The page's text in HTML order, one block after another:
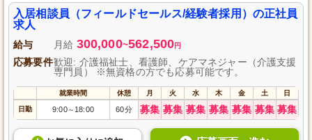
入居相談員（フィールドセールス/経験者採用）の正社員
求人
給与 月給 300,000~562,500円
応募要件歓迎: 介護福祉士、看護師、ケアマネジャー（介護支援
専門員） ※無資格の方でも応募可能です。
就業時間 休憩 月 火 水 木 金 土 日
日勤 9:00～ 18:00 60分 募集 募集 募集 募集 募集 募集 募集